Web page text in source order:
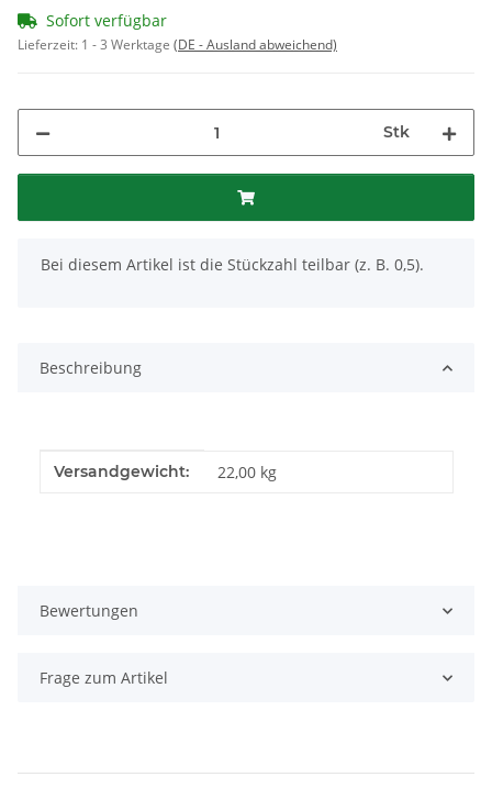
Sofort verfügbar
Lieferzeit: 1 - 3 Werktage (DE - Ausland abweichend)
Stk
x
Bei diesem Artikel ist die Stückzahl teilbar (z. B. 0,5).
Beschreibung
Produkteigenschaft
Wert
Versandgewicht: 22,00 kg
Bewertungen
Frage zum Artikel